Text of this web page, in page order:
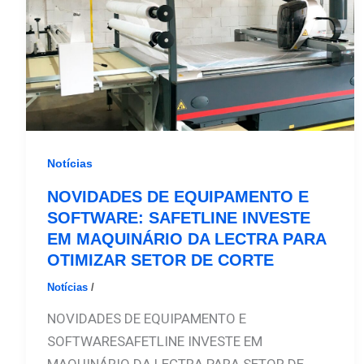
Notícias
NOVIDADES DE EQUIPAMENTO E
SOFTWARE: SAFETLINE INVESTE
EM MAQUINÁRIO DA LECTRA PARA
OTIMIZAR SETOR DE CORTE
Notícias/
NOVIDADES DE EQUIPAMENTO E
SOFTWARESAFETLINE INVESTE EM